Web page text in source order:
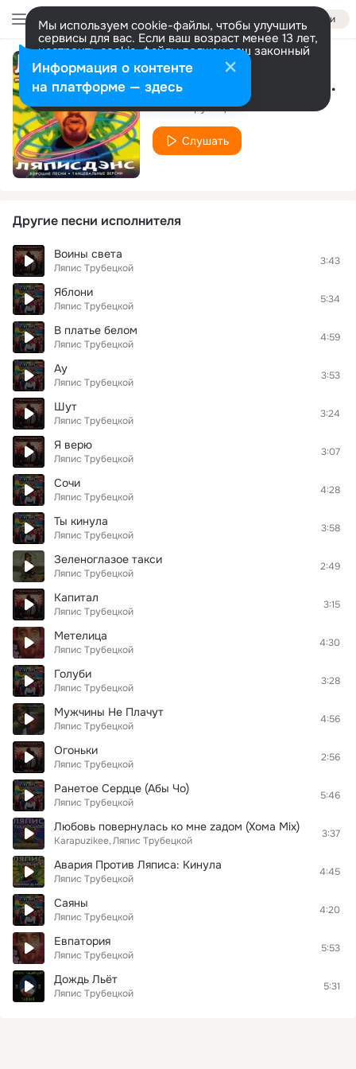
Войти
Мы используем cookie-файлы, чтобы улучшить
сервисы для вас. Если ваш возраст менее 13 лет,
настроить cookie-файлы должен ваш законный
представитель. Больше информации
Разрешить все Настроить В Платье Белом Rmx
Ляпис Трубецкой
Слушать
Другие песни исполнителя
Воины света
Ляпис Трубецкой
3:43
Яблони
Ляпис Трубецкой
5:34
В платье белом
Ляпис Трубецкой
4:59
Ау
Ляпис Трубецкой
3:53
Шут
Ляпис Трубецкой
3:24
Я верю
Ляпис Трубецкой
3:07
Сочи
Ляпис Трубецкой
4:28
Ты кинула
Ляпис Трубецкой
3:58
Зеленоглазое такси
Ляпис Трубецкой
2:49
Капитал
Ляпис Трубецкой
3:15
Метелица
Ляпис Трубецкой
4:30
Голуби
Ляпис Трубецкой
3:28
Мужчины Не Плачут
Ляпис Трубецкой
4:56
Огоньки
Ляпис Трубецкой
2:56
Ранетое Сердце (Абы Чо)
Ляпис Трубецкой
5:46
Любовь повернулась ко мне zадом (Хома Mix)
Karapuzikee Ляпис Трубецкой
3:37
Авария Против Ляписа: Кинула
Ляпис Трубецкой
4:45
Саяны
Ляпис Трубецкой
4:20
Евпатория
Ляпис Трубецкой
5:53
Дождь Льёт
Ляпис Трубецкой
5:31
Информация о контенте
на платформе — здесь